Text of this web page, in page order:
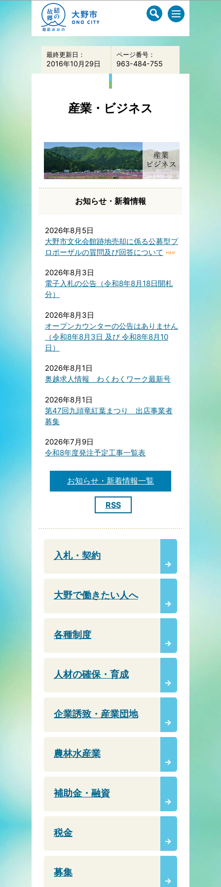
このページの本文へ移動
最終更新日：
2016年10月29日
ページ番号：
963-484-755
産業・ビジネス
お知らせ・新着情報
2026年8月5日
大野市文化会館跡地売却に係る公募型プ
ロポーザルの質問及び回答について
2026年8月3日
電子入札の公告（令和8年8月18日開札
分）
2026年8月3日
オープンカウンターの公告はありません
（令和8年8月3日 及び 令和8年8月10
日）
2026年8月1日
奥越求人情報 わくわくワーク最新号
2026年8月1日
第47回九頭竜紅葉まつり 出店事業者
募集
2026年7月9日
令和8年度発注予定工事一覧表
お知らせ・新着情報一覧
RSS
入札・契約
大野で働きたい人へ
各種制度
人材の確保・育成
企業誘致・産業団地
農林水産業
補助金・融資
税金
募集